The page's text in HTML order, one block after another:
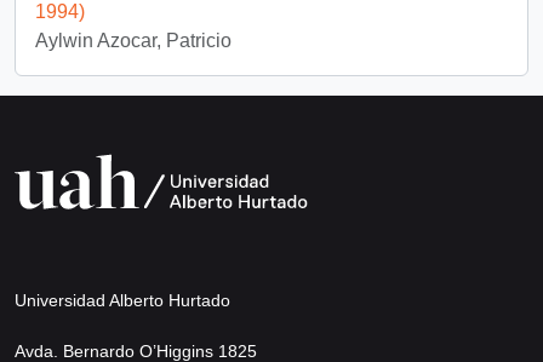
1994)
Aylwin Azocar, Patricio
Universidad Alberto Hurtado
Avda. Bernardo O’Higgins 1825